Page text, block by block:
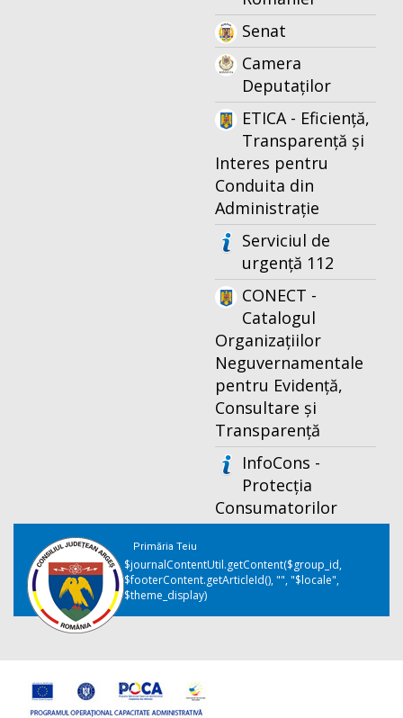
Senat
Camera
Deputaților
ETICA - Eficiență,
Transparență și
Interes pentru
Conduita din
Administrație
Serviciul de
urgență 112
CONECT -
Catalogul
Organizațiilor
Neguvernamentale
pentru Evidență,
Consultare și
Transparență
InfoCons -
Protecția
Consumatorilor
Primăria Teiu
$journalContentUtil.getContent($group_id,
$footerContent.getArticleId(), "", "$locale",
$theme_display)